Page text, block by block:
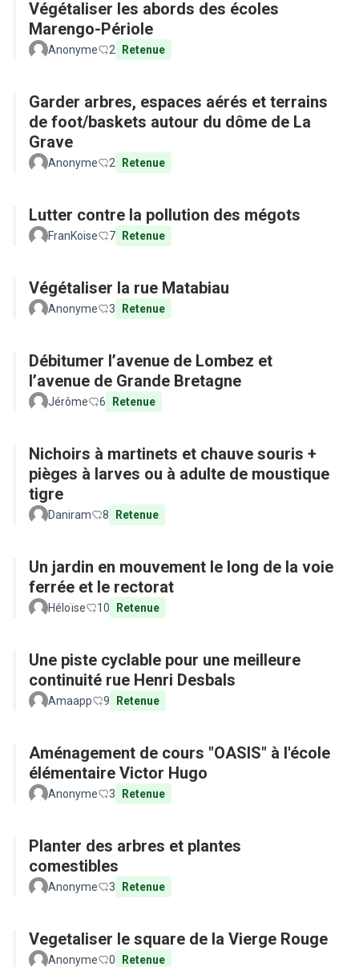
Végétaliser les abords des écoles
Marengo-Périole
Anonyme 2 Retenue
Garder arbres, espaces aérés et terrains
de foot/baskets autour du dôme de La
Grave
Anonyme 2 Retenue
Lutter contre la pollution des mégots
FranKoise 7 Retenue
Végétaliser la rue Matabiau
Anonyme 3 Retenue
Débitumer l’avenue de Lombez et
l’avenue de Grande Bretagne
Jérôme 6 Retenue
Nichoirs à martinets et chauve souris +
pièges à larves ou à adulte de moustique
tigre
Daniram 8 Retenue
Un jardin en mouvement le long de la voie
ferrée et le rectorat
Héloïse 10 Retenue
Une piste cyclable pour une meilleure
continuité rue Henri Desbals
Amaapp 9 Retenue
Aménagement de cours "OASIS" à l'école
élémentaire Victor Hugo
Anonyme 3 Retenue
Planter des arbres et plantes
comestibles
Anonyme 3 Retenue
Vegetaliser le square de la Vierge Rouge
Anonyme 0 Retenue